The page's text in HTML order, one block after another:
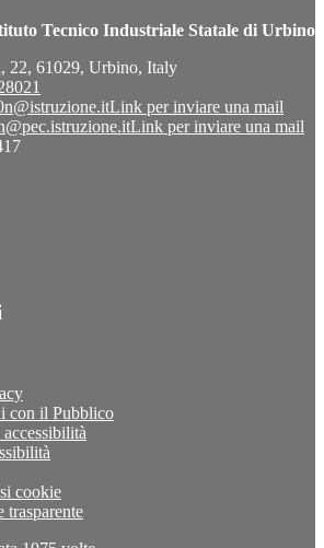
Tecnico Industriale Statale di Urbino
22, 61029, Urbino, Italy
Link per inviare una mail
Link per inviare una mail
con il Pubblico
cookie
trasparente